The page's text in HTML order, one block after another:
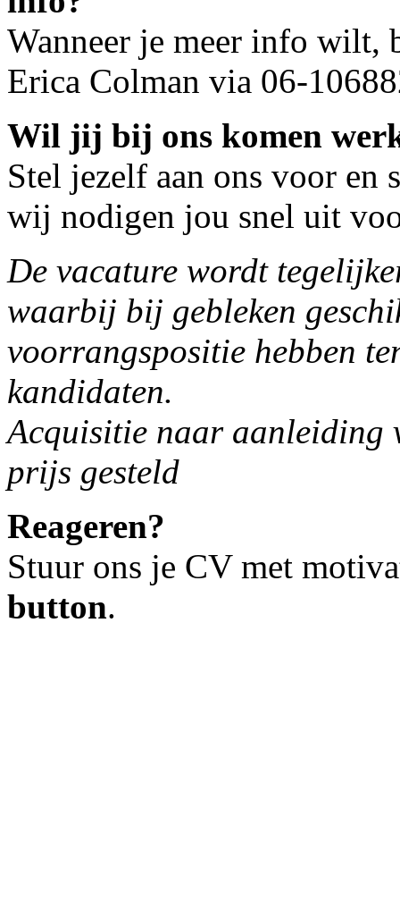
Wanneer je meer info wilt,
Erica Colman via 06-
Wil jij bij ons komen
Stel jezelf aan ons voor
wij nodigen jou snel uit
De vacature wordt
waarbij bij gebleken
voorrangspositie hebben
kandidaten.
Acquisitie naar aanleiding
prijs gesteld
Reageren?
Stuur ons je CV met
button.